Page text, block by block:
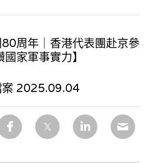
80周年｜香港代表團赴京參
家軍事實力】
案 2025.09.04